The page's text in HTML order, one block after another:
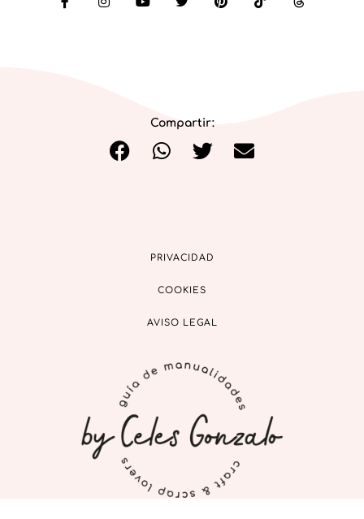
Compartir:
PRIVACIDAD
COOKIES
AVISO LEGAL